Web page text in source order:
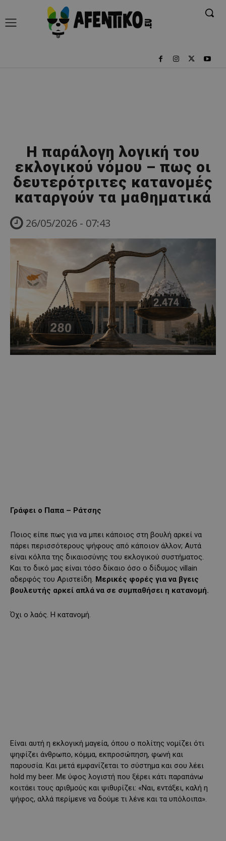
Η παράλογη λογική του
εκλογικού νόμου – πως οι
δευτερότριτες κατανομές
καταργούν τα μαθηματικά
26/05/2026 - 07:43
Γράφει ο Παπα – Ράτσης
Ποιος είπε πως για να μπει κάποιος στη βουλή αρκεί να
πάρει περισσότερους ψήφους από κάποιον άλλον; Αυτά
είναι κόλπα της δικαιοσύνης του εκλογικού συστήματος.
Και το δικό μας είναι τόσο δίκαιο όσο ο δίδυμος villain
αδερφός του Αριστείδη. Μερικές φορές για να βγεις
βουλευτής αρκεί απλά να σε συμπαθήσει η κατανομή.
Όχι ο λαός. Η κατανομή.
Είναι αυτή η εκλογική μαγεία, όπου ο πολίτης νομίζει ότι
ψηφίζει άνθρωπο, κόμμα, εκπροσώπηση, φωνή και
παρουσία. Και μετά εμφανίζεται το σύστημα και σου λέει
hold my beer. Mε ύφος λογιστή που ξέρει κάτι παραπάνω
κοιτάει τους αριθμούς και ψιθυρίζει: «Ναι, εντάξει, καλή η
ψήφος, αλλά περίμενε να δούμε τι λένε και τα υπόλοιπα».